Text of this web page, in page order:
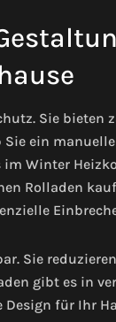
Sie bieten
ein
Winter
Rolladen
Sie
gibt es in
für Ihr